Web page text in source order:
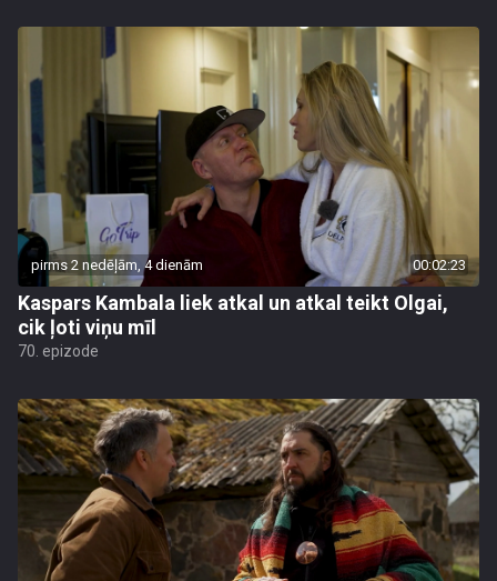
pirms 2 nedēļām, 4 dienām 00:02:23
Kaspars Kambala liek atkal un atkal teikt Olgai,
cik ļoti viņu mīl
70. epizode